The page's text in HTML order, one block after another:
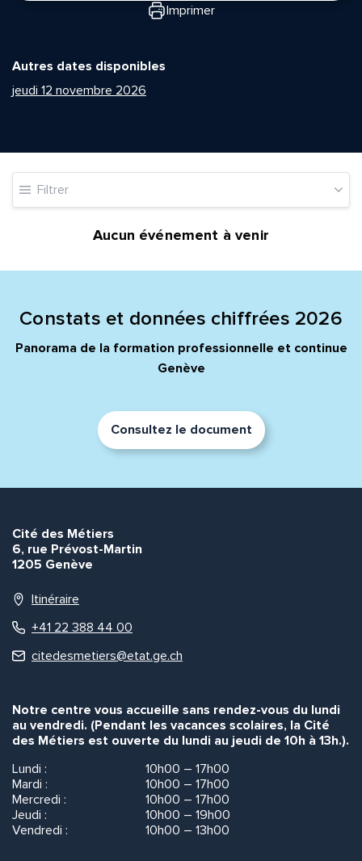
Imprimer
Autres dates disponibles
jeudi 12 novembre 2026
Filtrer
Aucun événement à venir
Constats et données chiffrées 2026
Panorama de la formation professionnelle et continue
Genève
Consultez le document
Cité des Métiers
6, rue Prévost-Martin
1205 Genève
Itinéraire
+41 22 388 44 00
citedesmetiers@etat.ge.ch
Notre centre vous accueille sans rendez-vous du lundi
au vendredi. (Pendant les vacances scolaires, la Cité
des Métiers est ouverte du lundi au jeudi de 10h à 13h.).
Lundi :
10h00 – 17h00
Mardi :
10h00 – 17h00
Mercredi :
10h00 – 17h00
Jeudi :
10h00 – 19h00
Vendredi :
10h00 – 13h00
Message*
Quelle est la pertinence de cette page?
Commentaire*